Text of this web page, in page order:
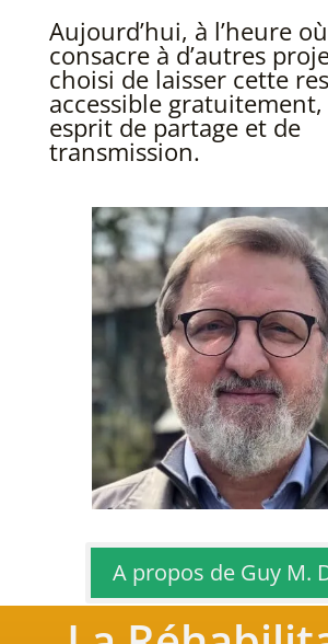
Aujourd’hui, à l’heure
consacre à d’autres
choisi de laisser cette
accessible
esprit de partage et de
transmission.
A propos de Guy M.